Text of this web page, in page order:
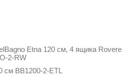
Etna 120 см, 4 ящика Rovere
2-RW
см BB1200-2-ETL